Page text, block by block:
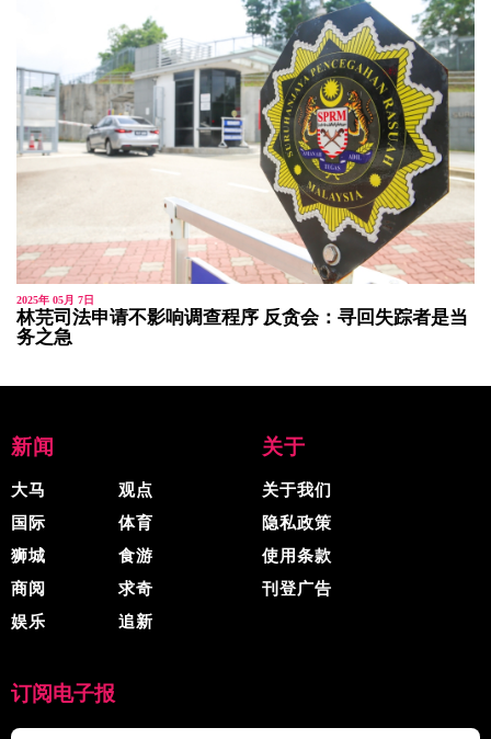
2025年 05月 7日
林芫司法申请不影响调查程序 反贪会：寻回失踪者是当
务之急
新闻
大马
国际
狮城
商阅
娱乐
观点
体育
食游
求奇
追新
关于
关于我们
隐私政策
使用条款
刊登广告
订阅电子报